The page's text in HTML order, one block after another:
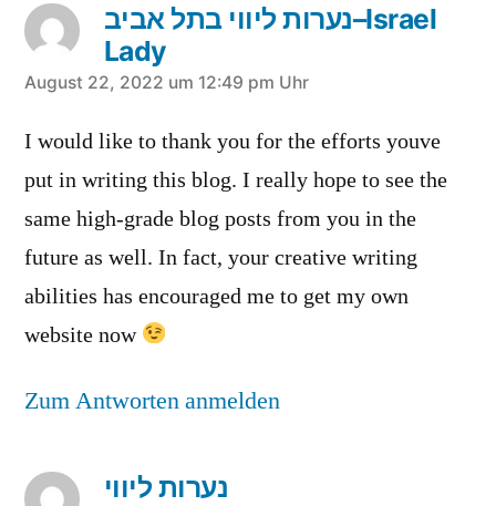
נערות ליווי בתל אביב–Israel
Lady
sagt:
August 22, 2022 um 12:49 pm Uhr
I would like to thank you for the efforts youve
put in writing this blog. I really hope to see the
same high-grade blog posts from you in the
future as well. In fact, your creative writing
abilities has encouraged me to get my own
website now
Zum Antworten anmelden
נערות ליווי